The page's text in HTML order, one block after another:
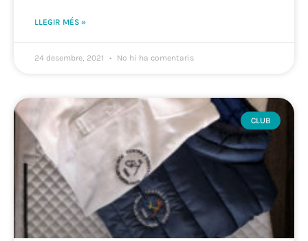
LLEGIR MÉS »
24 desembre, 2021 No hi ha comentaris
CLUB